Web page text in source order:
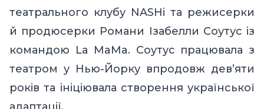
театрального клубу NASHi та режисерки
й продюсерки Романи Ізабелли Соутус із
командою La MaMa. Соутус працювала з
театром у Нью-Йорку впродовж дев’яти
років та ініціювала створення української